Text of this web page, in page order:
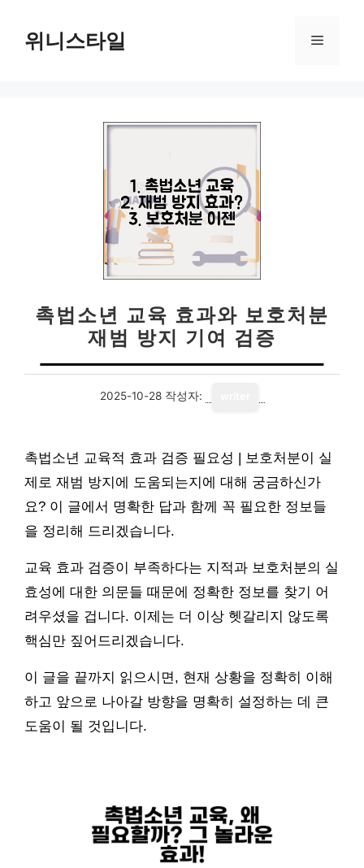
위니스타일 메
촉법소년 교육 효과와 보호처분
재범 방지 기여 검증
2025-10-28 작성자:
촉법소년 교육적 효과 검증 필요성 | 보호처분이 실
제로 재범 방지에 도움되는지에 대해 궁금하신가
요? 이 글에서 명확한 답과 함께 꼭 필요한 정보들
을 정리해 드리겠습니다.
교육 효과 검증이 부족하다는 지적과 보호처분의 실
효성에 대한 의문들 때문에 정확한 정보를 찾기 어
려우셨을 겁니다. 이제는 더 이상 헷갈리지 않도록
핵심만 짚어드리겠습니다.
이 글을 끝까지 읽으시면, 현재 상황을 정확히 이해
하고 앞으로 나아갈 방향을 명확히 설정하는 데 큰
도움이 될 것입니다.